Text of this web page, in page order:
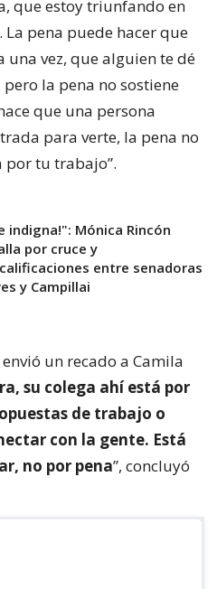
que estoy triunfando en
pena puede hacer que
vez, que alguien te dé
la pena no sostiene
que una persona
para verte, la pena no
por tu trabajo”.
indigna!": Mónica Rincón
por cruce y
entre senadoras
y Campillai
un recado a Camila
su colega ahí está por
de trabajo o
con la gente. Está
no por pena”, concluyó